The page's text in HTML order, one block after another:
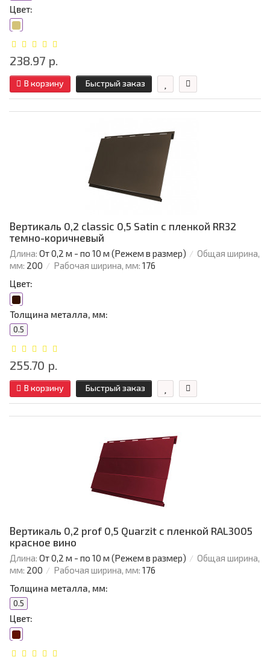
Цвет:
238.97 р.
В корзину Быстрый заказ
Вертикаль 0,2 classic 0,5 Satin с пленкой RR32
темно-коричневый
Длина: От 0,2 м - по 10 м (Режем в размер)
Общая ширина,
мм: 200 Рабочая ширина, мм: 176
Цвет:
Толщина металла, мм:
0.5
255.70 р.
В корзину Быстрый заказ
Вертикаль 0,2 prof 0,5 Quarzit с пленкой RAL3005
красное вино
Длина: От 0,2 м - по 10 м (Режем в размер)
Общая ширина,
мм: 200 Рабочая ширина, мм: 176
Толщина металла, мм:
0.5
Цвет: